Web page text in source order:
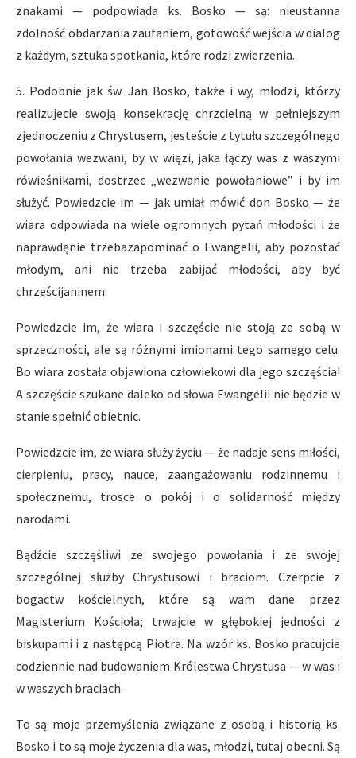
znakami — podpowiada ks. Bosko — są: nieustanna
zdolność obdarzania zaufaniem, gotowość wejścia w dialog
z każdym, sztuka spotkania, które rodzi zwierzenia.
5. Podobnie jak św. Jan Bosko, także i wy, młodzi, którzy
realizujecie swoją konsekrację chrzcielną w pełniejszym
zjednoczeniu z Chrystusem, jesteście z tytułu szczególnego
powołania wezwani, by w więzi, jaka łączy was z waszymi
rówieśnikami, dostrzec „wezwanie powołaniowe” i by im
służyć. Powiedzcie im — jak umiał mówić don Bosko — że
wiara odpowiada na wiele ogromnych pytań młodości i że
naprawdęnie trzebazapominać o Ewangelii, aby pozostać
młodym, ani nie trzeba zabijać młodości, aby być
chrześcijaninem.
Powiedzcie im, że wiara i szczęście nie stoją ze sobą w
sprzeczności, ale są różnymi imionami tego samego celu.
Bo wiara została objawiona człowiekowi dla jego szczęścia!
A szczęście szukane daleko od słowa Ewangelii nie będzie w
stanie spełnić obietnic.
Powiedzcie im, że wiara służy życiu — że nadaje sens miłości,
cierpieniu, pracy, nauce, zaangażowaniu rodzinnemu i
społecznemu, trosce o pokój i o solidarność między
narodami.
Bądźcie szczęśliwi ze swojego powołania i ze swojej
szczególnej służby Chrystusowi i braciom. Czerpcie z
bogactw kościelnych, które są wam dane przez
Magisterium Kościoła; trwajcie w głębokiej jedności z
biskupami i z następcą Piotra. Na wzór ks. Bosko pracujcie
codziennie nad budowaniem Królestwa Chrystusa — w was i
w waszych braciach.
To są moje przemyślenia związane z osobą i historią ks.
Bosko i to są moje życzenia dla was, młodzi, tutaj obecni. Są